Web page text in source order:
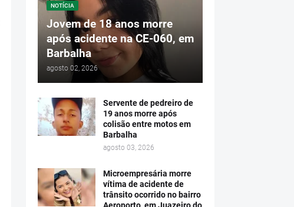
NOTÍCIA
Jovem de 18 anos morre
após acidente na CE-060, em
Barbalha
agosto 02, 2026
Servente de pedreiro de
19 anos morre após
colisão entre motos em
Barbalha
agosto 03, 2026
Microempresária morre
vítima de acidente de
trânsito ocorrido no bairro